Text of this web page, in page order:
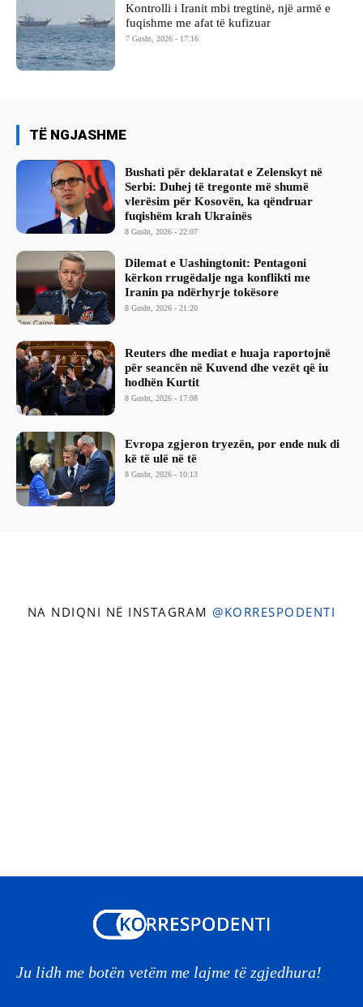
Kontrolli i Iranit mbi tregtinë, një armë e
fuqishme me afat të kufizuar
7 Gusht, 2026 - 17:16
TË NGJASHME
Bushati për deklaratat e Zelenskyt në
Serbi: Duhej të tregonte më shumë
vlerësim për Kosovën, ka qëndruar
fuqishëm krah Ukrainës
8 Gusht, 2026 - 22:07
Dilemat e Uashingtonit: Pentagoni
kërkon rrugëdalje nga konflikti me
Iranin pa ndërhyrje tokësore
8 Gusht, 2026 - 21:20
Reuters dhe mediat e huaja raportojnë
për seancën në Kuvend dhe vezët që iu
hodhën Kurtit
8 Gusht, 2026 - 17:08
Evropa zgjeron tryezën, por ende nuk di
kë të ulë në të
8 Gusht, 2026 - 10:13
NA NDIQNI NË INSTAGRAM @KORRESPODENTI
Ju lidh me botën vetëm me lajme të zgjedhura!